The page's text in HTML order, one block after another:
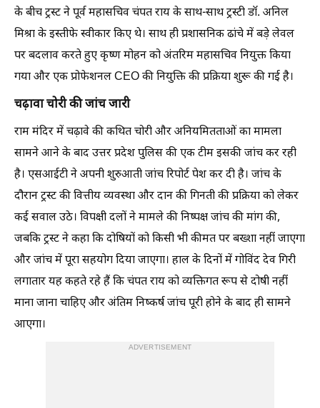
के बीच ट्रस्ट ने पूर्व महासचिव चंपत राय के साथ-साथ ट्रस्टी डॉ. अनिल
मिश्रा के इस्तीफे स्वीकार किए थे। साथ ही प्रशासनिक ढांचे में बड़े लेवल
पर बदलाव करते हुए कृष्ण मोहन को अंतरिम महासचिव नियुक्त किया
गया और एक प्रोफेशनल CEO की नियुक्ति की प्रक्रिया शुरू की गई है।
चढ़ावा चोरी की जांच जारी
राम मंदिर में चढ़ावे की कथित चोरी और अनियमितताओं का मामला
सामने आने के बाद उत्तर प्रदेश पुलिस की एक टीम इसकी जांच कर रही
है। एसआईटी ने अपनी शुरुआती जांच रिपोर्ट पेश कर दी है। जांच के
दौरान ट्रस्ट की वित्तीय व्यवस्था और दान की गिनती की प्रक्रिया को लेकर
कई सवाल उठे। विपक्षी दलों ने मामले की निष्पक्ष जांच की मांग की,
जबकि ट्रस्ट ने कहा कि दोषियों को किसी भी कीमत पर बख्शा नहीं जाएगा
और जांच में पूरा सहयोग दिया जाएगा। हाल के दिनों में गोविंद देव गिरी
लगातार यह कहते रहे हैं कि चंपत राय को व्यक्तिगत रूप से दोषी नहीं
माना जाना चाहिए और अंतिम निष्कर्ष जांच पूरी होने के बाद ही सामने
आएगा।
ADVERTISEMENT